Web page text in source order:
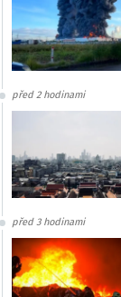
před 2 hodinami
před 3 hodinami